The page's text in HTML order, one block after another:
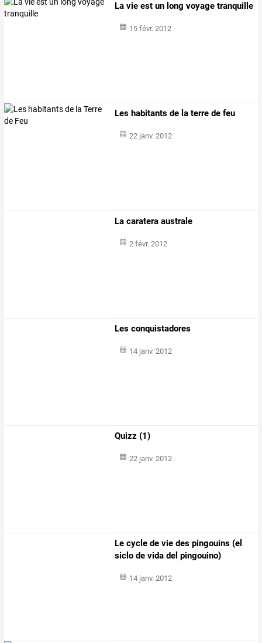
La vie est un long voyage tranquille
15 févr. 2012
Les habitants de la terre de feu
22 janv. 2012
La caratera australe
2 févr. 2012
Les conquistadores
14 janv. 2012
Quizz (1)
22 janv. 2012
Le cycle de vie des pingouins (el
siclo de vida del pingouino)
14 janv. 2012